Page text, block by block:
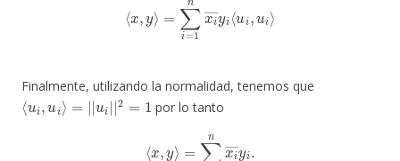
Finalmente, utilizando la normalidad, tenemos que
⟨ui,ui⟩=||ui||2=1
por lo tanto
1n